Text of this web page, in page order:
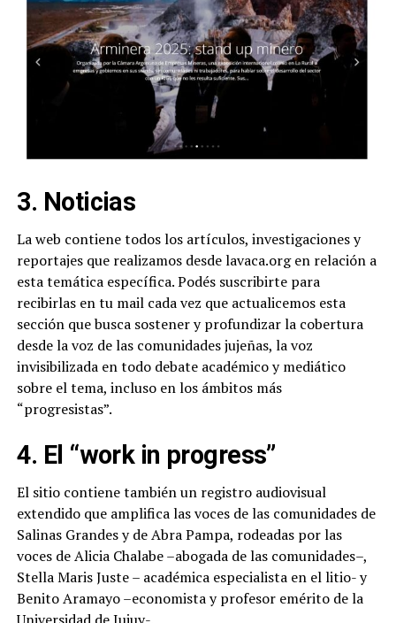
3. Noticias
La web contiene todos los artículos, investigaciones y
reportajes que realizamos desde lavaca.org en relación a
esta temática específica. Podés suscribirte para
recibirlas en tu mail cada vez que actualicemos esta
sección que busca sostener y profundizar la cobertura
desde la voz de las comunidades jujeñas, la voz
invisibilizada en todo debate académico y mediático
sobre el tema, incluso en los ámbitos más
“progresistas”.
4. El “work in progress”
El sitio contiene también un registro audiovisual
extendido que amplifica las voces de las comunidades de
Salinas Grandes y de Abra Pampa, rodeadas por las
voces de Alicia Chalabe –abogada de las comunidades–,
Stella Maris Juste – académica especialista en el litio- y
Benito Aramayo –economista y profesor emérito de la